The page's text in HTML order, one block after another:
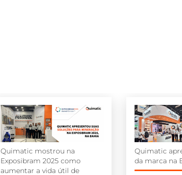
Quimatic mostrou na
Exposibram 2025 como
aumentar a vida útil de
Quimatic
da marca na